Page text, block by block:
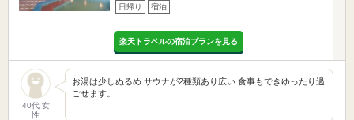
日帰り 宿泊
楽天トラベルの宿泊プランを見る
40代 女
性
お湯は少しぬるめ サウナが2種類あり広い 食事もできゆったり過
ごせます。